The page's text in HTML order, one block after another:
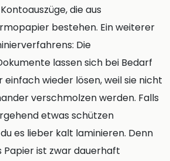
die aus
bestehen. Ein weiterer
Die
lassen sich bei Bedarf
wieder lösen, weil sie nicht
verschmolzen werden. Falls
etwas schützen
es lieber kalt laminieren. Denn
ist zwar dauerhaft